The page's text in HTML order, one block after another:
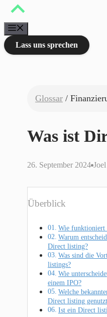
Zum
springen
Lass uns sprechen
Glossar /
Was ist
26. September 2024
Überblick
Wie funktioniert
Warum
Direct listing?
Was sind die
listings?
Wie
einem IPO?
Welche
Direct listing
Ist ein Direct